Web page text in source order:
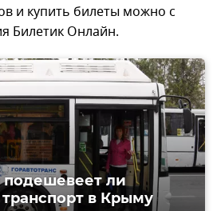
и купить билеты можно с
Билетик Онлайн.
подешевеет ли
в Крыму